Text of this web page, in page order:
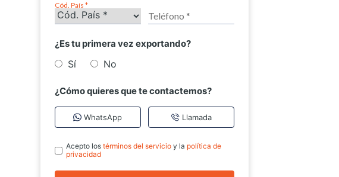
Cód. País
¿Es tu primera vez exportando?
Sí No
¿Cómo quieres que te contactemos?
WhatsApp Llamada
Acepto los términos del servicio y la política de
privacidad